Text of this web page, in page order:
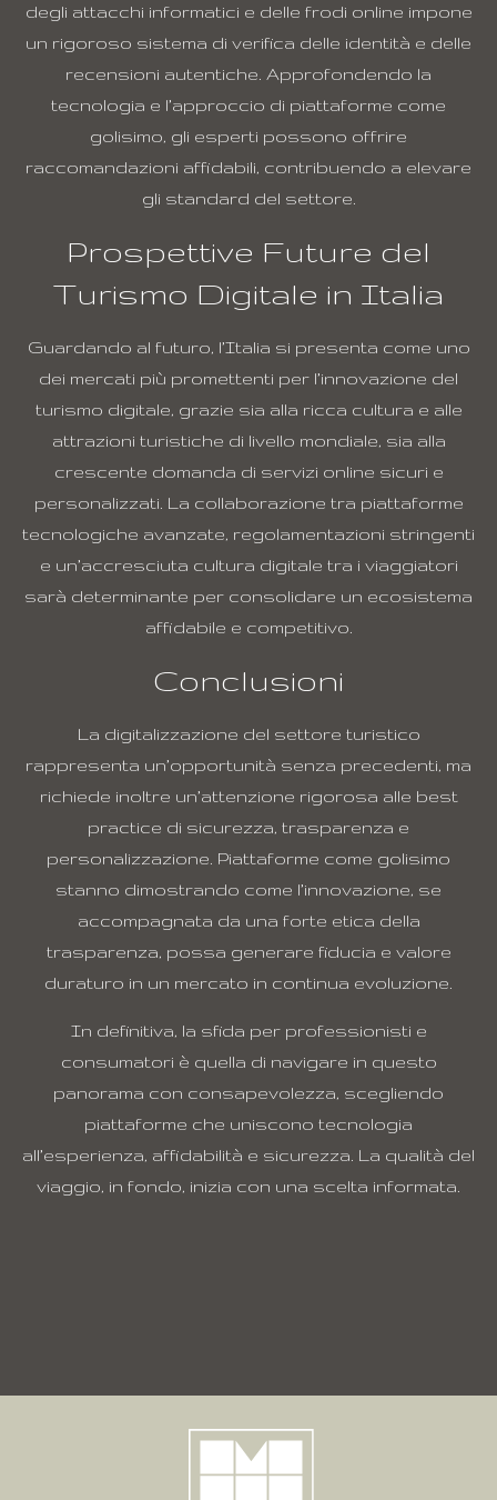
degli attacchi informatici e delle frodi online impone
un rigoroso sistema di verifica delle identità e delle
recensioni autentiche. Approfondendo la
tecnologia e l’approccio di piattaforme come
golisimo, gli esperti possono offrire
raccomandazioni affidabili, contribuendo a elevare
gli standard del settore.
Prospettive Future del
Turismo Digitale in Italia
Guardando al futuro, l’Italia si presenta come uno
dei mercati più promettenti per l’innovazione del
turismo digitale, grazie sia alla ricca cultura e alle
attrazioni turistiche di livello mondiale, sia alla
crescente domanda di servizi online sicuri e
personalizzati. La collaborazione tra piattaforme
tecnologiche avanzate, regolamentazioni stringenti
e un’accresciuta cultura digitale tra i viaggiatori
sarà determinante per consolidare un ecosistema
affidabile e competitivo.
Conclusioni
La digitalizzazione del settore turistico
rappresenta un’opportunità senza precedenti, ma
richiede inoltre un’attenzione rigorosa alle best
practice di sicurezza, trasparenza e
personalizzazione. Piattaforme come golisimo
stanno dimostrando come l’innovazione, se
accompagnata da una forte etica della
trasparenza, possa generare fiducia e valore
duraturo in un mercato in continua evoluzione.
In definitiva, la sfida per professionisti e
consumatori è quella di navigare in questo
panorama con consapevolezza, scegliendo
piattaforme che uniscono tecnologia
all’esperienza, affidabilità e sicurezza. La qualità del
viaggio, in fondo, inizia con una scelta informata.